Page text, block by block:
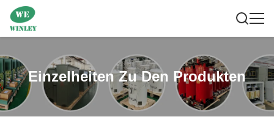
Einzelheiten Zu Den Produkten